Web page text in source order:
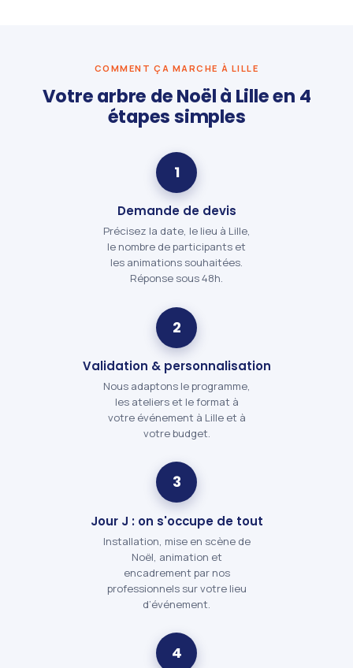
COMMENT ÇA MARCHE À LILLE
Votre arbre de Noël à Lille en 4
étapes simples
1
Demande de devis
Précisez la date, le lieu à Lille,
le nombre de participants et
les animations souhaitées.
Réponse sous 48h.
2
Validation & personnalisation
Nous adaptons le programme,
les ateliers et le format à
votre événement à Lille et à
votre budget.
3
Jour J : on s'occupe de tout
Installation, mise en scène de
Noël, animation et
encadrement par nos
professionnels sur votre lieu
d’événement.
4